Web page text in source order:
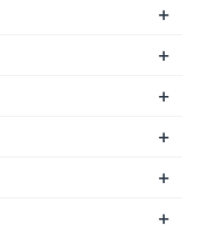
+
+
+
+
+
+